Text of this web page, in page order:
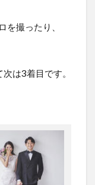
を撮ったり、
は3着目です。